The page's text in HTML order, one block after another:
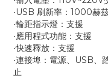
‧USB 刷新率：1000赫
‧輪距指示燈：支援
‧應用程式功能：支援
‧快速釋放：支援
‧連接埠：電源、USB、
止